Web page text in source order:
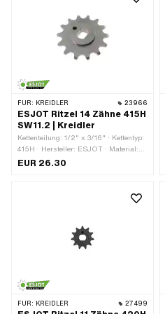
FÜR: KREIDLER 23966
ESJOT Ritzel 14 Zähne 415H
SW11.2 | Kreidler
Kettenteilung: 1/2" x 3/16" · Kettentyp:
415H · Hersteller: ESJOT · Material:
Stahl · Aufnahmeart: Ø14.85 x SW11.2
EUR 26.30
FÜR: KREIDLER 27499